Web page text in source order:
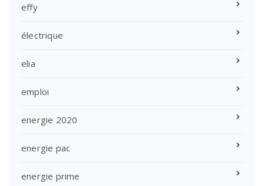
effy
électrique
elia
emploi
energie 2020
energie pac
energie prime